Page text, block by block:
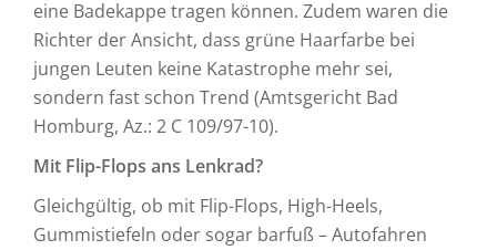
eine Badekappe tragen können. Zudem waren die
Richter der Ansicht, dass grüne Haarfarbe bei
jungen Leuten keine Katastrophe mehr sei,
sondern fast schon Trend (Amtsgericht Bad
Homburg, Az.: 2 C 109/97-10).
Mit Flip-Flops ans Lenkrad?
Gleichgültig, ob mit Flip-Flops, High-Heels,
Gummistiefeln oder sogar barfuß – Autofahren